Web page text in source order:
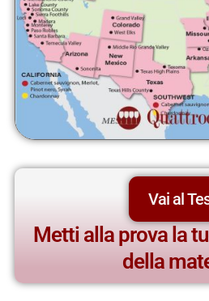
Vai al
Metti alla prova la
della